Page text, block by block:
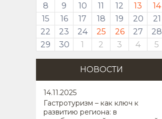
8
9 10 11 12 13
14
15
16 17 18 19 20
21
22
23 24 25 26 27
28
29
30 1 2 3 4 5
НОВОСТИ
14.11.2025
Гастротуризм – как ключ к
развитию региона: в